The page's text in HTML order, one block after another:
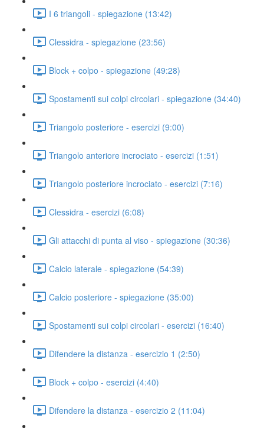
I 6 triangoli - spiegazione (13:42)
Clessidra - spiegazione (23:56)
Block + colpo - spiegazione (49:28)
Spostamenti sui colpi circolari - spiegazione (34:40)
Triangolo posteriore - esercizi (9:00)
Triangolo anteriore incrociato - esercizi (1:51)
Triangolo posteriore incrociato - esercizi (7:16)
Clessidra - esercizi (6:08)
Gli attacchi di punta al viso - spiegazione (30:36)
Calcio laterale - spiegazione (54:39)
Calcio posteriore - spiegazione (35:00)
Spostamenti sui colpi circolari - esercizi (16:40)
Difendere la distanza - esercizio 1 (2:50)
Block + colpo - esercizi (4:40)
Difendere la distanza - esercizio 2 (11:04)